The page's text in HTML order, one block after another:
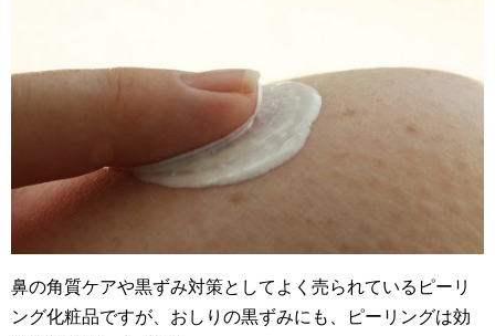
鼻の角質ケアや黒ずみ対策としてよく売られているピーリ
ング化粧品ですが、おしりの黒ずみにも、ピーリングは効